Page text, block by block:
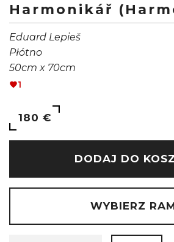
Harmonikář
Eduard Lepieš
Płótno
50cm x 70cm
1
180 €
DODAJ DO
WYBIERZ